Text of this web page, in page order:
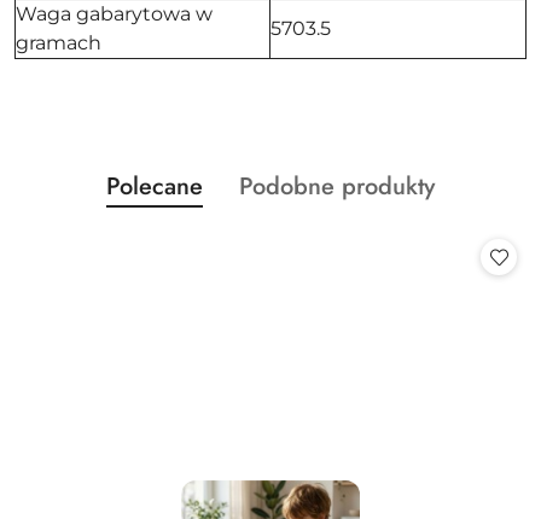
Waga gabarytowa w
gramach
5703.5
Pomiń karuzelę produktów
Produkty
o
Polecane
Produkty
Podobne produkty